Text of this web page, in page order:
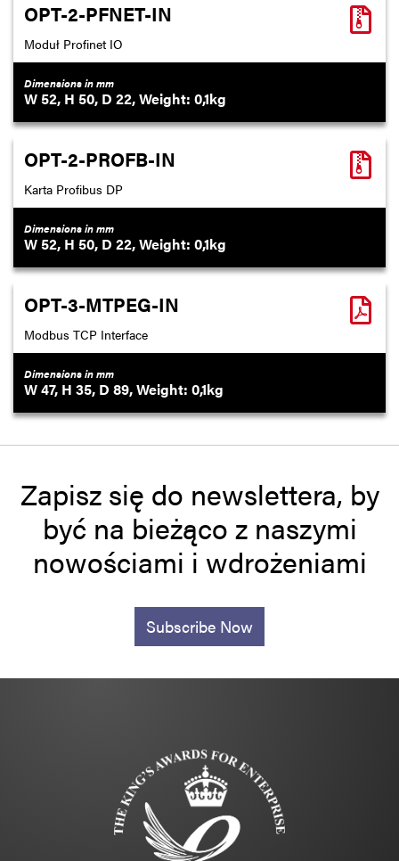
OPT-2-PFNET-IN
Moduł Profinet IO
Dimensions in mm
52 50 22 0,1
OPT-2-PROFB-IN
Karta Profibus DP
Dimensions in mm
52 50 22 0,1
OPT-3-MTPEG-IN
Modbus TCP Interface
Dimensions in mm
47 35 89 0,1
Zapisz się do newslettera, by
być na bieżąco z naszymi
nowościami i wdrożeniami
Subscribe Now